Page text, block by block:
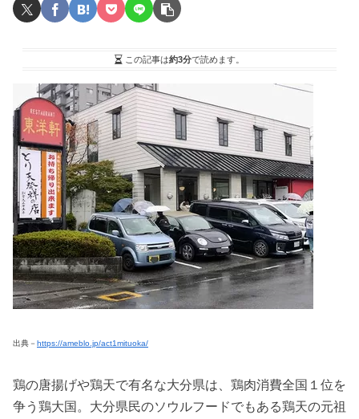
この記事は約3分で読めます。
出典－ https://ameblo.jp/act1mituoka/
鶏の唐揚げや鶏天で有名な大分県は、鶏肉消費全国１位を
争う鶏大国。大分県民のソウルフードでもある鶏天の元祖